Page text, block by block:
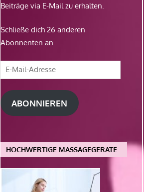
Beiträge via E-Mail zu erhalten.
Schließe dich 26 anderen
Abonnenten an
E-
Mail-
Adresse
ABONNIEREN
HOCHWERTIGE MASSAGEGERÄTE